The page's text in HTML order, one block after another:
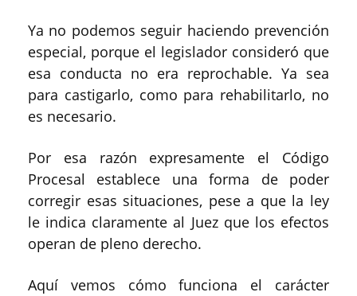
Ya no podemos seguir haciendo prevención
especial, porque el legislador consideró que
esa conducta no era reprochable. Ya sea
para castigarlo, como para rehabilitarlo, no
es necesario.
Por esa razón expresamente el Código
Procesal establece una forma de poder
corregir esas situaciones, pese a que la ley
le indica claramente al Juez que los efectos
operan de pleno derecho.
Aquí vemos cómo funciona el carácter